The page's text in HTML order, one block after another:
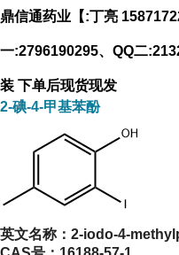
鼎信通药业【:丁亮
一:2796190295、QQ二
装 下单后现货现发
2-碘-4-甲基苯酚
英文名称： 2-iodo-4-